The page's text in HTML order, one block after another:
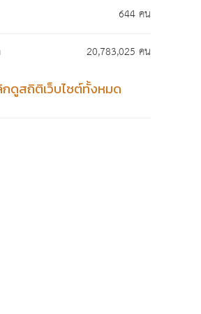
644 คน
20,783,025 คน
ดูสถิติเว็บไซต์ทั้งหมด